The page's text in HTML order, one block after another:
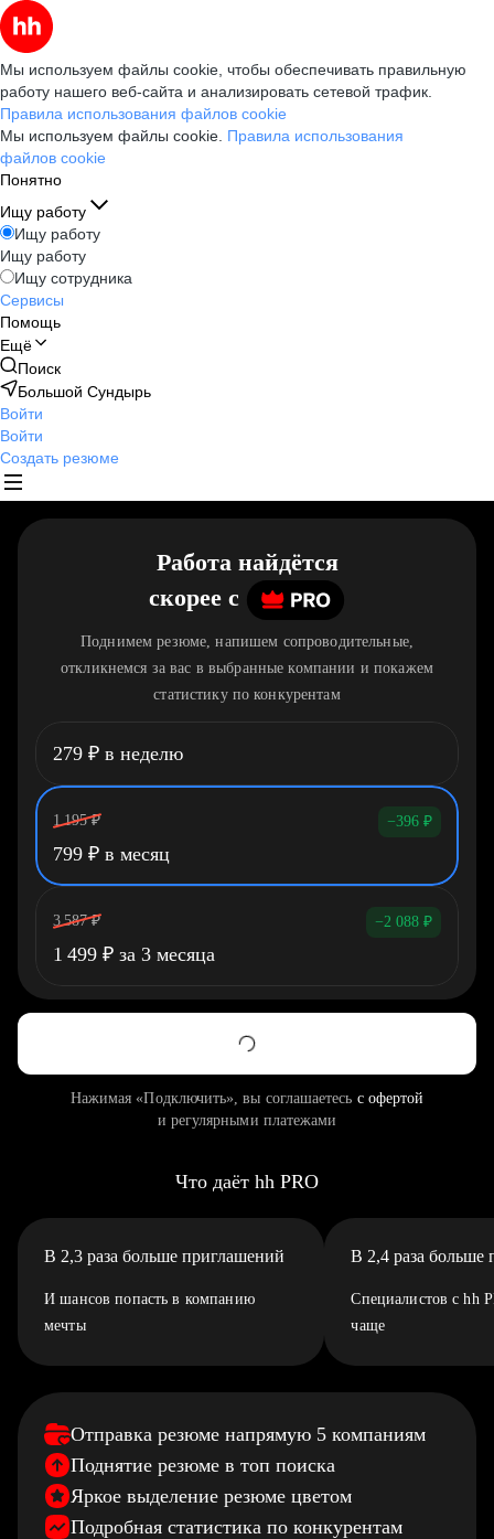
Мы используем файлы cookie, чтобы обеспечивать правильную
работу нашего веб-сайта и анализировать сетевой трафик.
Правила использования файлов cookie
Мы используем файлы cookie. Правила использования
файлов cookie
Понятно
Ищу работу
Ищу работу
Ищу работу
Ищу сотрудника
Сервисы
Помощь
Ещё
Поиск
Большой Сундырь
Войти
Войти
Создать резюме
Работа найдётся
скорее c
Поднимем резюме, напишем сопроводительные,
откликнемся за вас в выбранные компании и покажем
статистику по конкурентам
279 ₽ в неделю
1 195 ₽ −396 ₽
799 ₽ в месяц
3 587 ₽ −2 088 ₽
1 499 ₽ за 3 месяца
Нажимая «Подключить», вы соглашаетесь с офертой
и регулярными платежами
Что даёт hh PRO
В 2,3 раза больше приглашений
И шансов попасть в компанию
мечты
В 2,4 раза больше
Специалистов с hh
чаще
Отправка резюме напрямую 5 компаниям
Поднятие резюме в топ поиска
Яркое выделение резюме цветом
Подробная статистика по конкурентам